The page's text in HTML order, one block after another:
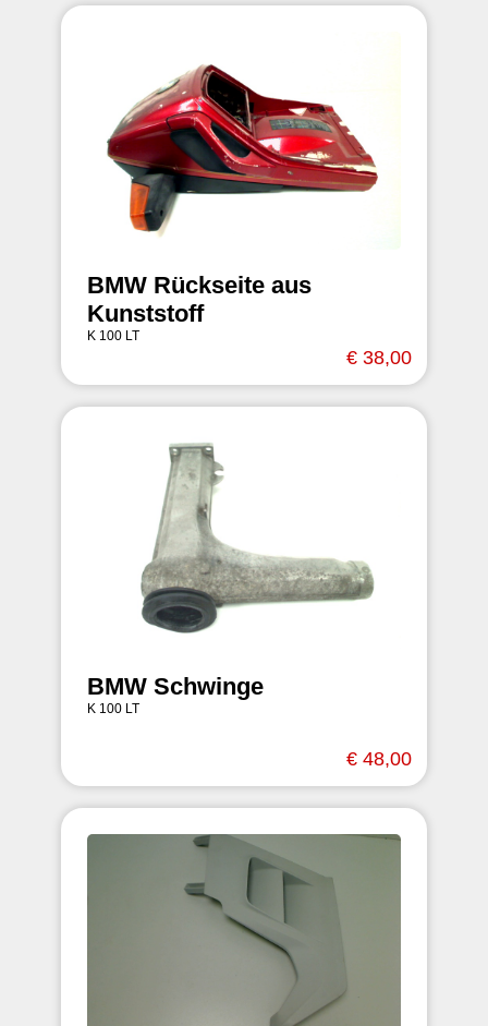
BMW Rückseite aus
Kunststoff
K 100 LT
€ 38,00
BMW Schwinge
K 100 LT
€ 48,00